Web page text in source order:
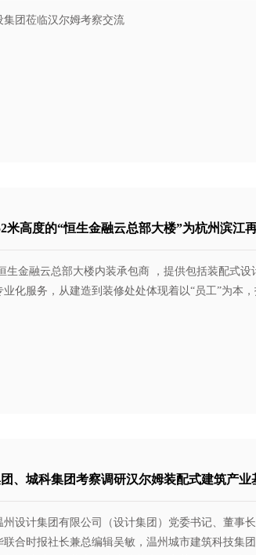
集团莅临汉尔姆考察交流
米高度的“恒生金融云总部大楼”为杭州滨江
生金融云总部大楼内装承包商 ，提供包括装配式
化服务，从建造到装修处处体现着以“员工”为本
、城科集团考察调研汉尔姆装配式建筑产业
州设计集团有限公司（设计集团）党委书记、董事
联合时报社长兼总编辑吴敏，温州城市建筑科技集